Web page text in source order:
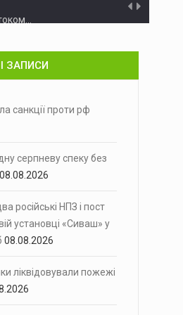
- Генштаб Підрозділи Сил оборони України уразили…
28 липня під час проведення…
ЗАПИСИ
санкції проти рф
серпневу спеку без
08.08.2026
російські НПЗ і пост
установці «Сиваш» у
08.08.2026
ліквідовували пожежі